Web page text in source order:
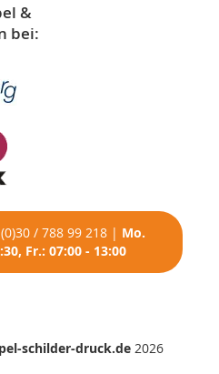
&
bei:
/ 788 99 218| Mo.
Fr.: 07:00 - 13:00
schilder-druck.de2026